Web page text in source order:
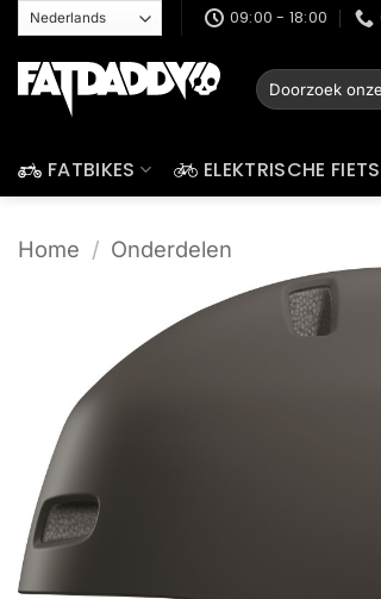
naar
inhoud
09:00 - 18:00
Zoeken
naar:
FATBIKES ELEKTRISCHE
Home / Onderdelen